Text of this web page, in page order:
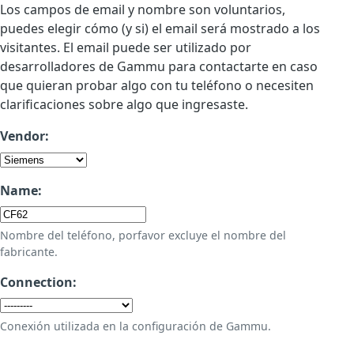
Los campos de email y nombre son voluntarios,
puedes elegir cómo (y si) el email será mostrado a los
visitantes. El email puede ser utilizado por
desarrolladores de Gammu para contactarte en caso
que quieran probar algo con tu teléfono o necesiten
clarificaciones sobre algo que ingresaste.
Vendor:
Name:
Nombre del teléfono, porfavor excluye el nombre del
fabricante.
Connection:
Conexión utilizada en la configuración de Gammu.